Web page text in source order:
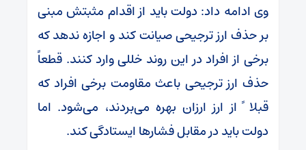
وی ادامه داد: دولت باید از اقدام مثبتش مبنی
بر حذف ارز ترجیحی صیانت کند و اجازه ندهد که
برخی از افراد در این روند خللی وارد کنند. قطعاً
حذف ارز ترجیحی باعث مقاومت برخی افراد که
قبلا ً از ارز ارزان بهره می‌بردند، می‌شود. اما
دولت باید در مقابل فشارها ایستادگی کند.